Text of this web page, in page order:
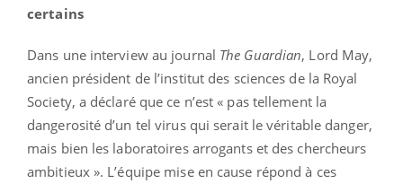
certains
Dans une interview au journal The Guardian, Lord May,
ancien président de l’institut des sciences de la Royal
Society, a déclaré que ce n’est « pas tellement la
dangerosité d’un tel virus qui serait le véritable danger,
mais bien les laboratoires arrogants et des chercheurs
ambitieux ». L’équipe mise en cause répond à ces